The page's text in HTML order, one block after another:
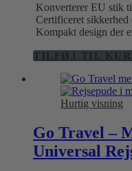
Konverterer EU stik
Certificeret sikkerhed
Kompakt design der
TILFØJ TIL
Hurtig visning
Go Travel –
Universal